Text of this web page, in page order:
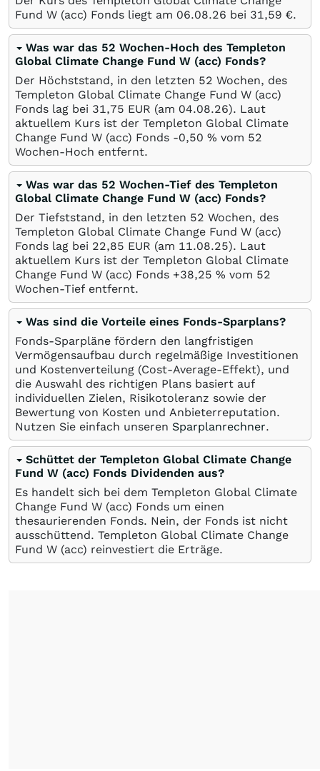
Fund W (acc) Fonds liegt am 06.08.26 bei 31,59 €.
Was war das 52 Wochen-Hoch des Templeton
Global Climate Change Fund W (acc) Fonds?
Der Höchststand, in den letzten 52 Wochen, des
Templeton Global Climate Change Fund W (acc)
Fonds lag bei 31,75 EUR (am 04.08.26). Laut
aktuellem Kurs ist der Templeton Global Climate
Change Fund W (acc) Fonds -0,50 % vom 52
Wochen-Hoch entfernt.
Was war das 52 Wochen-Tief des Templeton
Global Climate Change Fund W (acc) Fonds?
Der Tiefststand, in den letzten 52 Wochen, des
Templeton Global Climate Change Fund W (acc)
Fonds lag bei 22,85 EUR (am 11.08.25). Laut
aktuellem Kurs ist der Templeton Global Climate
Change Fund W (acc) Fonds +38,25 % vom 52
Wochen-Tief entfernt.
Was sind die Vorteile eines Fonds-Sparplans?
Fonds-Sparpläne fördern den langfristigen
Vermögensaufbau durch regelmäßige Investitionen
und Kostenverteilung (Cost-Average-Effekt), und
die Auswahl des richtigen Plans basiert auf
individuellen Zielen, Risikotoleranz sowie der
Bewertung von Kosten und Anbieterreputation.
Nutzen Sie einfach unseren Sparplanrechner.
Schüttet der Templeton Global Climate Change
Fund W (acc) Fonds Dividenden aus?
Es handelt sich bei dem Templeton Global Climate
Change Fund W (acc) Fonds um einen
thesaurierenden Fonds. Nein, der Fonds ist nicht
ausschüttend. Templeton Global Climate Change
Fund W (acc) reinvestiert die Erträge.